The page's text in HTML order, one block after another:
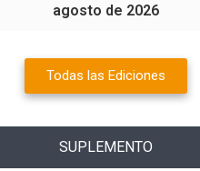
agosto de 2026
Todas las Ediciones
SUPLEMENTO